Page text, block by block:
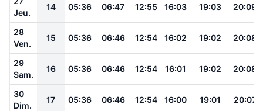
Jeu.
14 05:36 06:47 12:55 16:03 19:03 20:09
28
Ven.
15 05:36 06:46 12:54 16:02 19:02 20:08
29
Sam.
16 05:36 06:46 12:54 16:01 19:02 20:08
30
Dim.
17 05:36 06:46 12:54 16:00 19:01 20:07